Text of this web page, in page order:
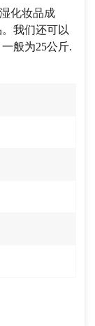
化妆品成
我们还可以
般为25公斤.